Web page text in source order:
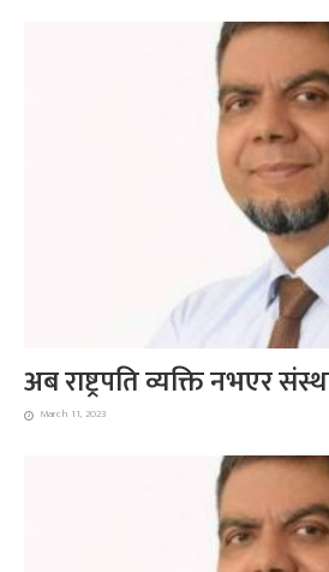
अब राष्ट्रपति व्यक्ति नभएर
March 11, 2023